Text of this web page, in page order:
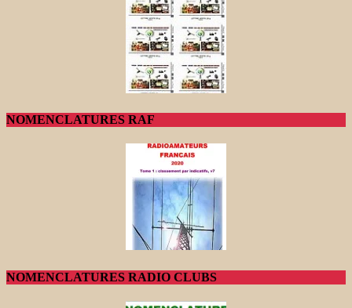
NOMENCLATURES RAF
NOMENCLATURES RADIO CLUBS